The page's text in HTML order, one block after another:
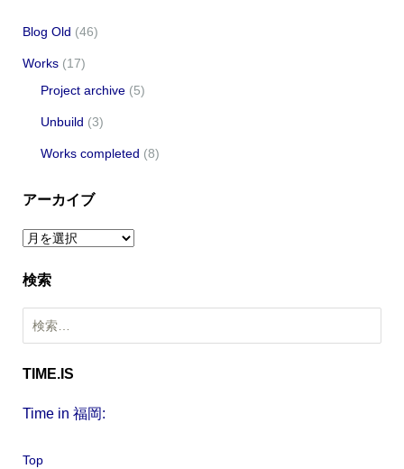
Blog Old (46)
Works (17)
Project archive (5)
Unbuild (3)
Works completed (8)
アーカイブ
ア
カ
イ
ブ
検索
索
TIME.IS
Time in 福岡:
Top